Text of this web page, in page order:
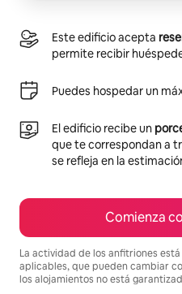
Este edificio acepta
permite recibir
Puedes hospedar un
El edificio recibe un
que te correspondan a
se refleja en la
Comienza
La actividad de los anfitriones
aplicables, que pueden cambiar
los alojamientos no está